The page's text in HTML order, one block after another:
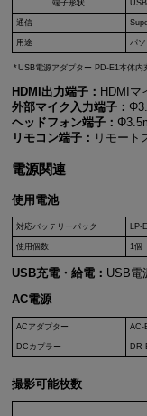
端子形状
通信
用途 パ
USB電源アダプター PD-E1本体内
HDMI出力端子： HDMIマ
外部マイク入力端子：
ヘッドフォン端子：
リモコン端子： リモート
電源関連
使用電池
対応バッテリーパック LP-
使用個数 1個
USB充電・給電： USB電
AC電源
ACアダプター AC-
DCカプラー DR-
撮影可能枚数